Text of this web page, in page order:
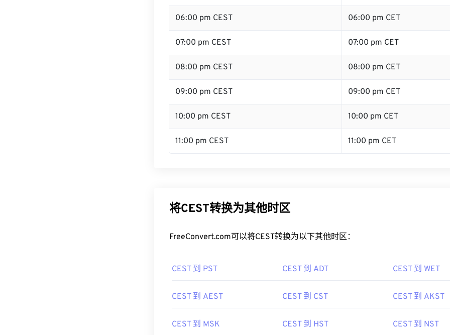
06:00 pm CEST 06:00 pm CET
07:00 pm CEST 07:00 pm CET
08:00 pm CEST 08:00 pm CET
09:00 pm CEST 09:00 pm CET
10:00 pm CEST 10:00 pm CET
11:00 pm CEST 11:00 pm CET
将CEST转换为其他时区
FreeConvert.com可以将CEST转换为以下其他时区：
CEST 到 PST CEST 到 ADT CEST 到 WET
CEST 到 AEST CEST 到 CST CEST 到 AKST
CEST 到 MSK CEST 到 HST CEST 到 NST